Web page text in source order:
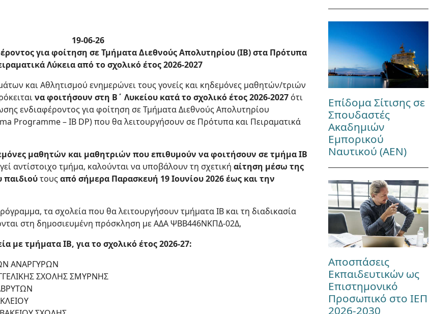
19-06-26
για φοίτηση σε Τμήματα Διεθνούς Απολυτηρίου (IB) στα Πρότυπα
Λύκεια από το σχολικό έτος 2026-2027
και Αθλητισμού ενημερώνει τους γονείς και κηδεμόνες μαθητών/τριών
να φοιτήσουν στη Β΄ Λυκείου κατά το σχολικό έτος 2026-2027 ότι
ενδιαφέροντος για φοίτηση σε Τμήματα Διεθνούς Απολυτηρίου
Programme – IB DP) που θα λειτουργήσουν σε Πρότυπα και Πειραματικά
μαθητών και μαθητριών που επιθυμούν να φοιτήσουν σε τμήμα IB
αντίστοιχο τμήμα, καλούνται να υποβάλουν τη σχετικήαίτηση μέσω της
παιδιούτουςαπό σήμερα Παρασκευή 19 Ιουνίου 2026 έως και την
τα σχολεία που θα λειτουργήσουν τμήματα IB και τη διαδικασία
στη δημοσιευμένη πρόσκληση με ΑΔΑ ΨΒΒ446ΝΚΠΔ-02Δ,
με τμήματα IB, για το σχολικό έτος 2026-27:
ΑΝΑΡΓΥΡΩΝ
ΣΧΟΛΗΣ ΣΜΥΡΝΗΣ
Επίδομα Σίτισης σε
Σπουδαστές
Ακαδημιών
Εμπορικού
Ναυτικού (ΑΕΝ)
Αποσπάσεις
Εκπαιδευτικών ως
Επιστημονικό
Προσωπικό στο ΙΕΠ
2026-2030